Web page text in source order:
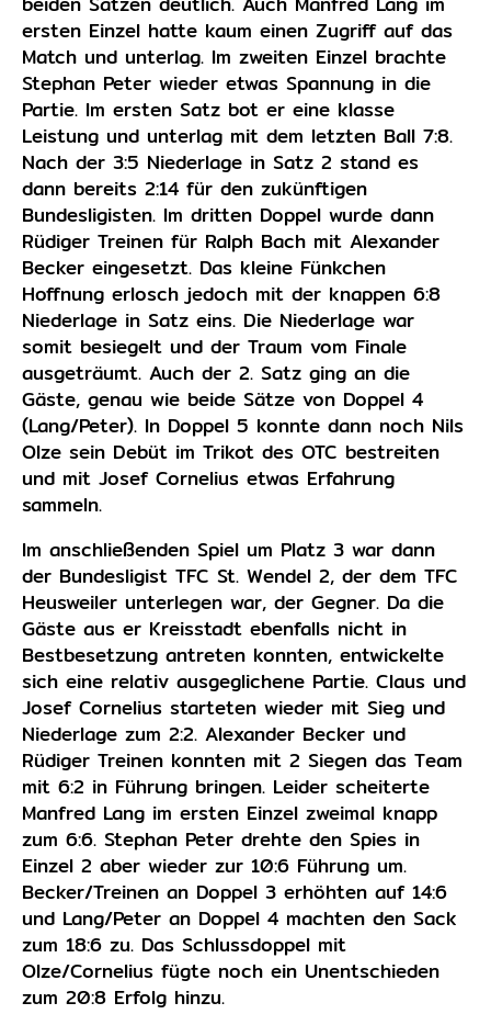
ersten Einzel hatte kaum einen Zugriff auf das
Match und unterlag. Im zweiten Einzel brachte
Stephan Peter wieder etwas Spannung in die
Partie. Im ersten Satz bot er eine klasse
Leistung und unterlag mit dem letzten Ball 7:8.
Nach der 3:5 Niederlage in Satz 2 stand es
dann bereits 2:14 für den zukünftigen
Bundesligisten. Im dritten Doppel wurde dann
Rüdiger Treinen für Ralph Bach mit Alexander
Becker eingesetzt. Das kleine Fünkchen
Hoffnung erlosch jedoch mit der knappen 6:8
Niederlage in Satz eins. Die Niederlage war
somit besiegelt und der Traum vom Finale
ausgeträumt. Auch der 2. Satz ging an die
Gäste, genau wie beide Sätze von Doppel 4
(Lang/Peter). In Doppel 5 konnte dann noch Nils
Olze sein Debüt im Trikot des OTC bestreiten
und mit Josef Cornelius etwas Erfahrung
sammeln.
Im anschließenden Spiel um Platz 3 war dann
der Bundesligist TFC St. Wendel 2, der dem TFC
Heusweiler unterlegen war, der Gegner. Da die
Gäste aus er Kreisstadt ebenfalls nicht in
Bestbesetzung antreten konnten, entwickelte
sich eine relativ ausgeglichene Partie. Claus und
Josef Cornelius starteten wieder mit Sieg und
Niederlage zum 2:2. Alexander Becker und
Rüdiger Treinen konnten mit 2 Siegen das Team
mit 6:2 in Führung bringen. Leider scheiterte
Manfred Lang im ersten Einzel zweimal knapp
zum 6:6. Stephan Peter drehte den Spies in
Einzel 2 aber wieder zur 10:6 Führung um.
Becker/Treinen an Doppel 3 erhöhten auf 14:6
und Lang/Peter an Doppel 4 machten den Sack
zum 18:6 zu. Das Schlussdoppel mit
Olze/Cornelius fügte noch ein Unentschieden
zum 20:8 Erfolg hinzu.